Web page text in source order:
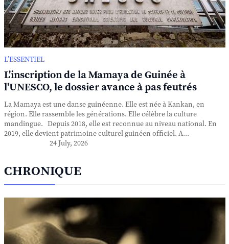
L’ESSENTIEL
L'inscription de la Mamaya de Guinée à
l'UNESCO, le dossier avance à pas feutrés
La Mamaya est une danse guinéenne. Elle est née à Kankan, en
région. Elle rassemble les générations. Elle célèbre la culture
mandingue. Depuis 2018, elle est reconnue au niveau national. En
2019, elle devient patrimoine culturel guinéen officiel. A...
24 July, 2026
CHRONIQUE